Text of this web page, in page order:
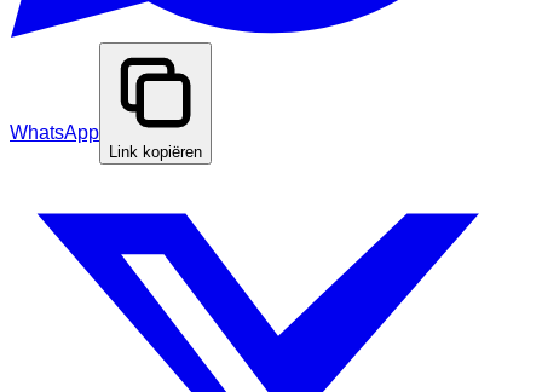
WhatsApp
Link kopiëren